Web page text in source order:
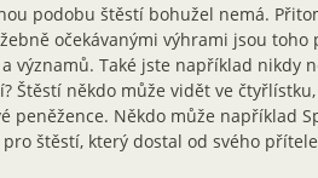
podobu štěstí bohužel nemá.
očekávanými výhrami jsou toho
významů. Také jste například nikdy
Štěstí někdo může vidět ve
peněžence. Někdo může například
štěstí, který dostal od svého